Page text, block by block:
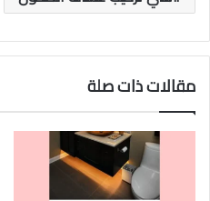
مقالات ذات صلة